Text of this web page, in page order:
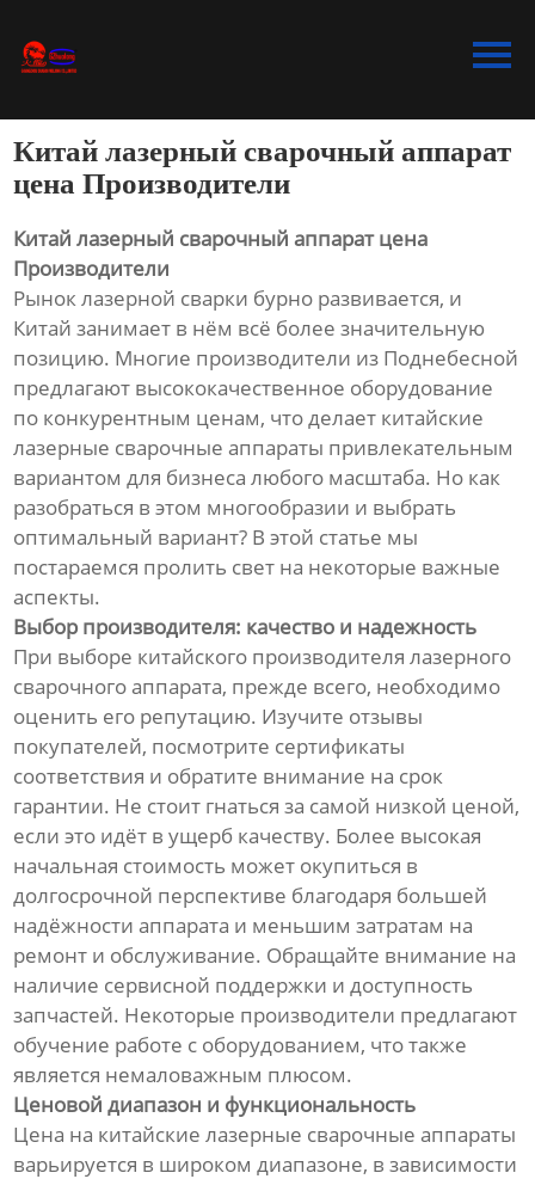
Bидео
О Hас
Контакты
Китай лазерный сварочный аппарат
цена Производители
Китай лазерный сварочный аппарат цена
Производители
Рынок лазерной сварки бурно развивается, и
Китай занимает в нём всё более значительную
позицию. Многие производители из Поднебесной
предлагают высококачественное оборудование
по конкурентным ценам, что делает китайские
лазерные сварочные аппараты привлекательным
вариантом для бизнеса любого масштаба. Но как
разобраться в этом многообразии и выбрать
оптимальный вариант? В этой статье мы
постараемся пролить свет на некоторые важные
аспекты.
Выбор производителя: качество и надежность
При выборе китайского производителя лазерного
сварочного аппарата, прежде всего, необходимо
оценить его репутацию. Изучите отзывы
покупателей, посмотрите сертификаты
соответствия и обратите внимание на срок
гарантии. Не стоит гнаться за самой низкой ценой,
если это идёт в ущерб качеству. Более высокая
начальная стоимость может окупиться в
долгосрочной перспективе благодаря большей
надёжности аппарата и меньшим затратам на
ремонт и обслуживание. Обращайте внимание на
наличие сервисной поддержки и доступность
запчастей. Некоторые производители предлагают
обучение работе с оборудованием, что также
является немаловажным плюсом.
Ценовой диапазон и функциональность
Цена на китайские лазерные сварочные аппараты
варьируется в широком диапазоне, в зависимости